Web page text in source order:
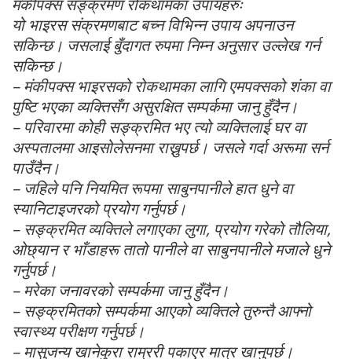
यो भाइरस संक्रमणबाट बच्न विभिन्न उपाय अपनाउन
सकिन्छ। जसलाई बुँदागत रुपमा निम्न अनुसार उल्लेख गर्न
सकिन्छ।
– मंकीपक्स भाइरसको रोकथामका लागि एमपक्सको शंका वा
पुष्टि भएका व्यक्तिसँग असुरक्षित सम्पर्कमा जानु हुँदैन।
– परिवारमा कोही सङ्क्रमित भए त्यो व्यक्तिलाई घर वा
अस्पतालमा आइसोलेसनमा राख्नुपर्छ। जसले गर्दा अरूमा सर्न
पाउँदैन।
– जहिले पनि नियमित रूपमा साबुनपानीले हात धुने वा
स्यानिटाइजरको प्रयोग गर्नुपर्छ।
– सङ्क्रमित व्यक्तिले लगाएका लुगा, प्रयोग गरेको तौलिया,
ओछ्यान र भाँडाहरू तातो पानीले वा साबुनपानीले मजाले धुने
गर्नुपर्छ।
– मरेका जनावरको सम्पर्कमा जानु हुँदैन।
– सङ्क्रमितको सम्पर्कमा आएको व्यक्तिले तुरुन्तै आफ्नो
स्वास्थ्य परीक्षण गर्नुपर्छ।
– मासुजन्य खानेकुरा राम्ररी पकाएर मात्र खानुपर्छ।